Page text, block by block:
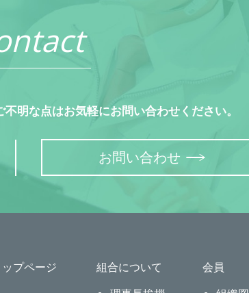
明な点はお気軽にお問い合わせください。
お問い合わせ
ップページ
組合について
会員